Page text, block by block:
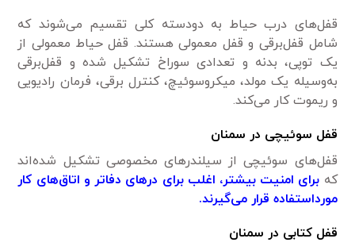
قفل‌های درب حیاط به دودسته کلی تقسیم می‌شوند که
شامل قفل‌برقی و قفل معمولی هستند. قفل حیاط معمولی از
یک توپی، بدنه و تعدادی سوراخ تشکیل شده و قفل‌برقی
به‌وسیله یک مولد، میکروسوئیچ، کنترل برقی، فرمان رادیویی
و ریموت کار می‌کند.
قفل ‌سوئیچی در سمنان
قفل‌های سوئیچی از سیلندرهای مخصوصی تشکیل شده‌اند
که برای امنیت بیشتر، اغلب برای در‌های دفاتر و اتاق‌های کار
مورداستفاده قرار می‌گیرند.
قفل کتابی در سمنان